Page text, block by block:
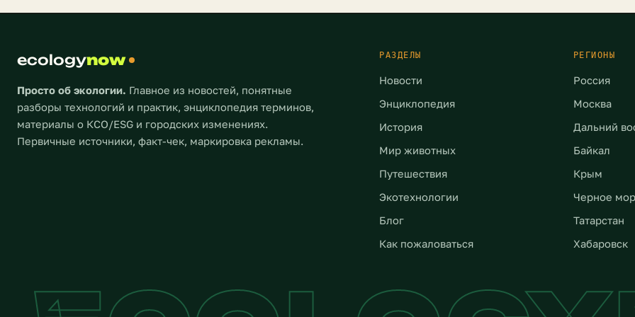
предварительные итоги удара
мировое сообщество […]
ecologynow
Просто об экологии. Главное из новостей, понятные
разборы технологий и практик, энциклопедия терминов,
материалы о КСО/ESG и городских изменениях.
Первичные источники, факт-чек, маркировка рекламы.
РАЗДЕЛЫ
Новости
Энциклопедия
История
Мир животных
Путешествия
Экотехнологии
Блог
Как пожаловаться
РЕГИОНЫ
Россия
Москва
Дальний
Байкал
Крым
Черное
Татарстан
Хабаровск